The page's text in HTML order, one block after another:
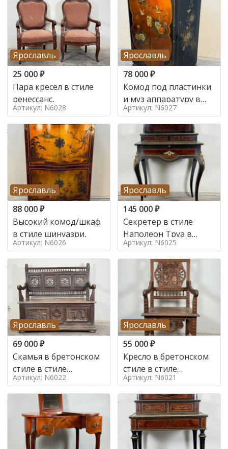
Ярославль
25 000₽
Пара кресел в стиле
ренессанс,
Артикул: N6028
Ярославль
78 000₽
Комод под пластинки
и муз аппаратуру в
стиле шинуазри,
Артикул: N6027
Ярославль
88 000₽
Высокий комод/шкаф
в стиле шинуазри,
Артикул: N6026
Ярославль
145 000₽
Секретер в стиле
Наполеон Труа в
стиле 19 век
Артикул: N6025
Ярославль
69 000₽
Скамья в бретонском
стиле в стиле
Артикул: N6022
Ярославль
55 000₽
Кресло в бретонском
стиле в стиле
Артикул: N6021